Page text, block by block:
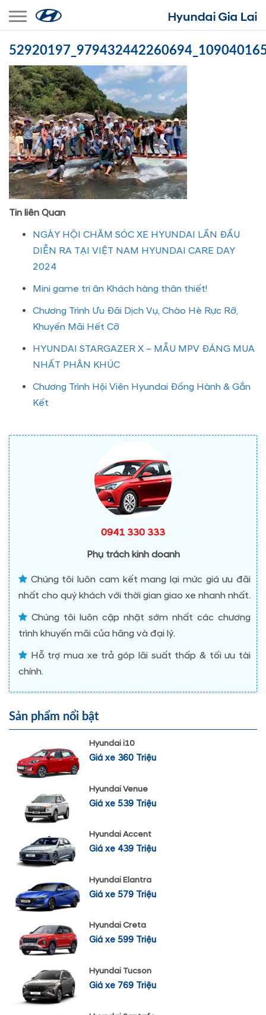
Toggle navigation
Tin liên Quan
NGÀY HỘI CHĂM SÓC XE HYUNDAI LẦN ĐẦU
DIỄN RA TẠI VIỆT NAM HYUNDAI CARE DAY
2024
Mini game tri ân Khách hàng thân thiết!
Chương Trình Ưu Đãi Dịch Vụ, Chào Hè Rực Rỡ,
Khuyến Mãi Hết Cỡ
HYUNDAI STARGAZER X – MẪU MPV ĐÁNG MUA
NHẤT PHÂN KHÚC
Chương Trình Hội Viên Hyundai Đồng Hành & Gắn
Kết
0941 330 333
Phụ trách kinh doanh
Chúng tôi luôn cam kết mang lại mức giá ưu đãi
nhất cho quý khách với thời gian giao xe nhanh nhất.
Chúng tôi luôn cập nhật sớm nhất các chương
trình khuyến mãi của hãng và đại lý.
Hỗ trợ mua xe trả góp lãi suất thấp & tối ưu tài
chính.
Sản phẩm nổi bật
Hyundai i10
Giá xe 360 Triệu
Hyundai Venue
Giá xe 539 Triệu
Hyundai Accent
Giá xe 439 Triệu
Hyundai Elantra
Giá xe 579 Triệu
Hyundai Creta
Giá xe 599 Triệu
Hyundai Tucson
Giá xe 769 Triệu